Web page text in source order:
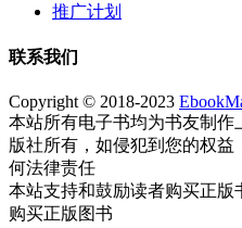
推广计划
联系我们
Copyright © 2018-2023
本站所有电子书均为书友制作
版社所有，如侵犯到您的权
何法律责任
本站支持和鼓励读者购买正
购买正版图书